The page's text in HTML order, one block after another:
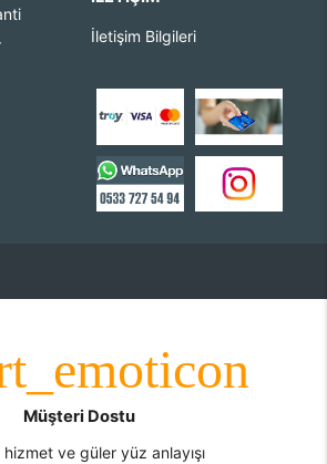
İletişim Bilgileri
Müşteri Dostu
hizmet ve güler yüz anlayışı